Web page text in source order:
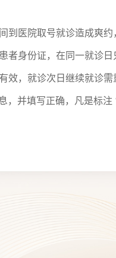
到医院取号就诊造成爽
者身份证，在同一就诊日
效，就诊次日继续就诊需
，并填写正确，凡是标注